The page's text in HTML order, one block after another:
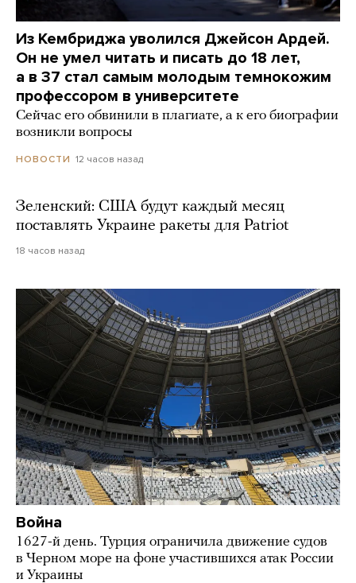
Из Кембриджа уволился Джейсон Ардей.
Он не умел читать и писать до 18 лет,
а в 37 стал самым молодым темнокожим
профессором в университете
Сейчас его обвинили в плагиате, а к его биографии
возникли вопросы
НОВОСТИ 12 часов назад
Зеленский: США будут каждый месяц
поставлять Украине ракеты для Patriot
18 часов назад
Война
1627-й день. Турция ограничила движение судов
в Черном море на фоне участившихся атак России
и Украины